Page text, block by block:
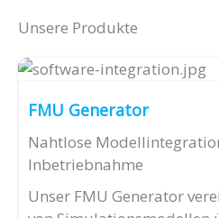
Unsere Produkte
FMU Generator
Nahtlose
Inbetriebnahme
Unser FMU Generator